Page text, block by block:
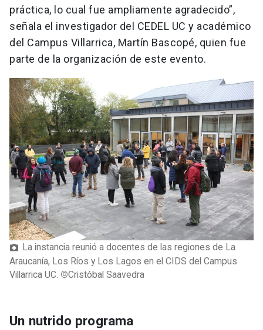
práctica, lo cual fue ampliamente agradecido”,
señala el investigador del CEDEL UC y académico
del Campus Villarrica, Martín Bascopé, quien fue
parte de la organización de este evento.
La instancia reunió a docentes de las regiones de La
Araucanía, Los Ríos y Los Lagos en el CIDS del Campus
Villarrica UC. ©Cristóbal Saavedra
Un nutrido programa